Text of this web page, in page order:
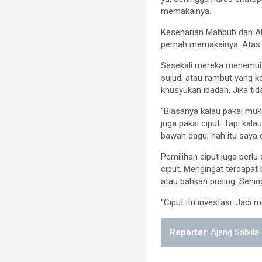
memakainya.
Keseharian Mahbub dan
pernah memakainya.
Sesekali mereka
sujud, atau rambut yang
khusyukan ibadah. Jika
“Biasanya kalau pakai
juga pakai ciput. Tapi
bawah dagu, nah itu saya
Pemilihan ciput juga
ciput. Mengingat terdapat
atau bahkan pusing.
“Ciput itu investasi. Jadi
Reporter: Ajeng